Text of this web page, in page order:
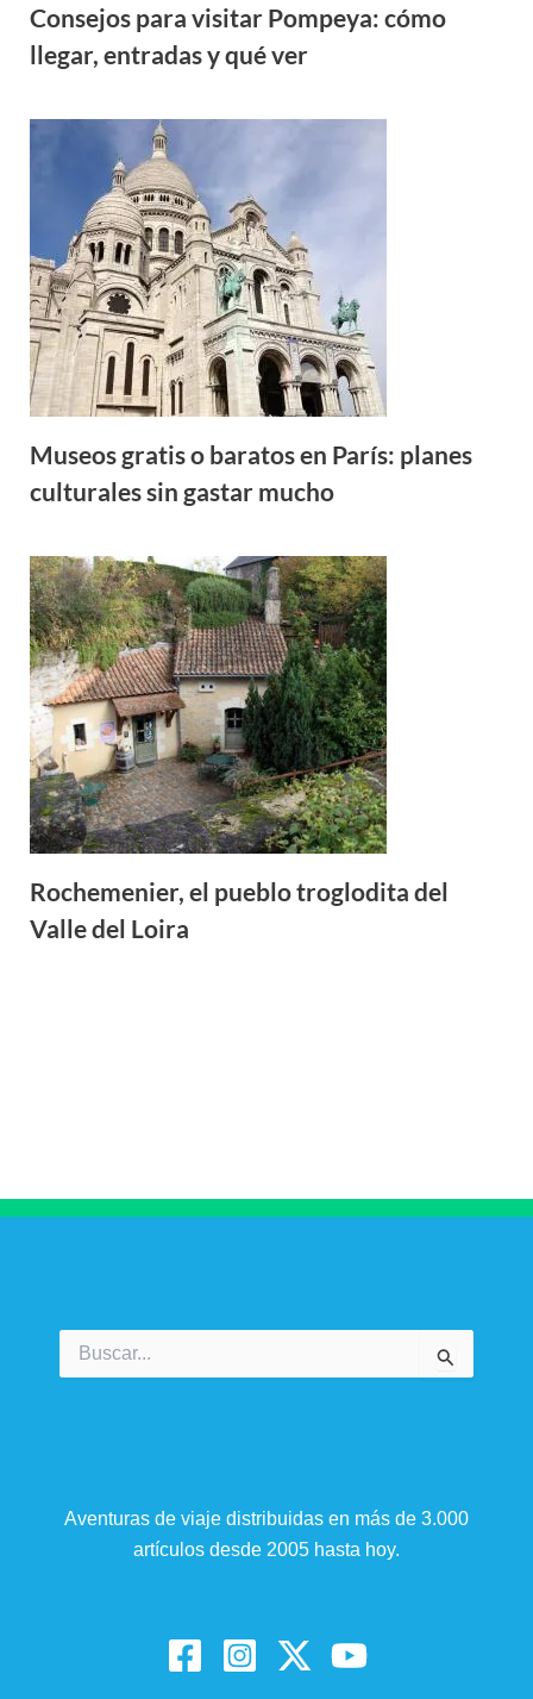
Consejos para visitar Pompeya: cómo
llegar, entradas y qué ver
Museos gratis o baratos en París: planes
culturales sin gastar mucho
Rochemenier, el pueblo troglodita del
Valle del Loira
por:
Aventuras de viaje distribuidas en más de 3.000
artículos desde 2005 hasta hoy.